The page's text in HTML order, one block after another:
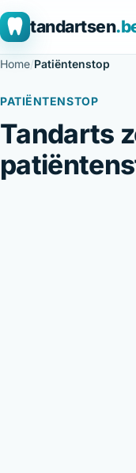
tandartsen
Home/Patiëntenstop
PATIËNTENSTOP
Tandarts